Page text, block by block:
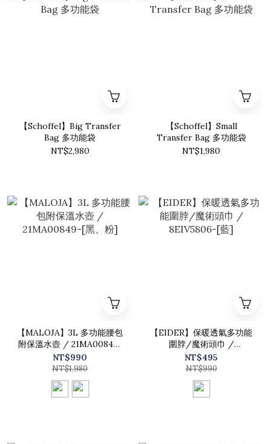
【Schoffel】Big Transfer
Bag 多功能袋
NT$2,980
【Schoffel】Small
Transfer Bag 多功能袋
NT$1,980
【MALOJA】3L 多功能腰包
附保溫水壺 / 21MA00849-
[黑、粉]
NT$990
NT$1,980
【EIDER】保暖透氣多功能
圍脖/魔術頭巾 /
8EIV5806-[藍]
NT$495
NT$990